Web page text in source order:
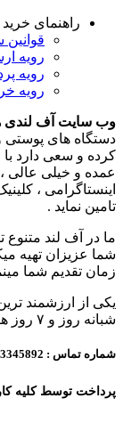
راهنمای
رویه
رویه
رویه
وب سایت آف لندی
کرده و سعی دارد
عمده و خیلی عالی
اینستاگرامی ،
تامین نماید .
ما در آف لند
شما عزیزان تهیه
زمان تقدیم شما
شبانه روز و ۷ روز هفته می باشد.
شماره تماس : 061
پرداخت توسط کلیه